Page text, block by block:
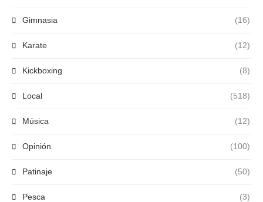
Gimnasia (16)
Karate (12)
Kickboxing (8)
Local (518)
Música (12)
Opinión (100)
Patinaje (50)
Pesca (3)